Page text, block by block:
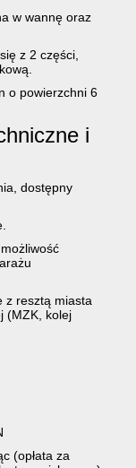
w wannę oraz
z 2 części,
o powierzchni 6
i
dostępny
z resztą miasta
(MZK, kolej
(opłata za